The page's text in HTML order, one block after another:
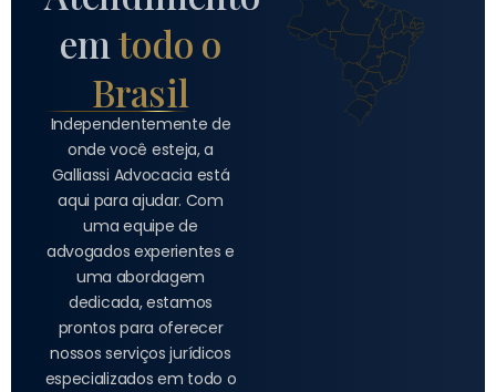
emtodo o
Brasil
Independentemente de
onde você esteja, a
Galliassi Advocacia está
aqui para ajudar. Com
uma equipe de
advogados experientes e
uma abordagem
dedicada, estamos
prontos para oferecer
nossos serviços jurídicos
especializados em todo o